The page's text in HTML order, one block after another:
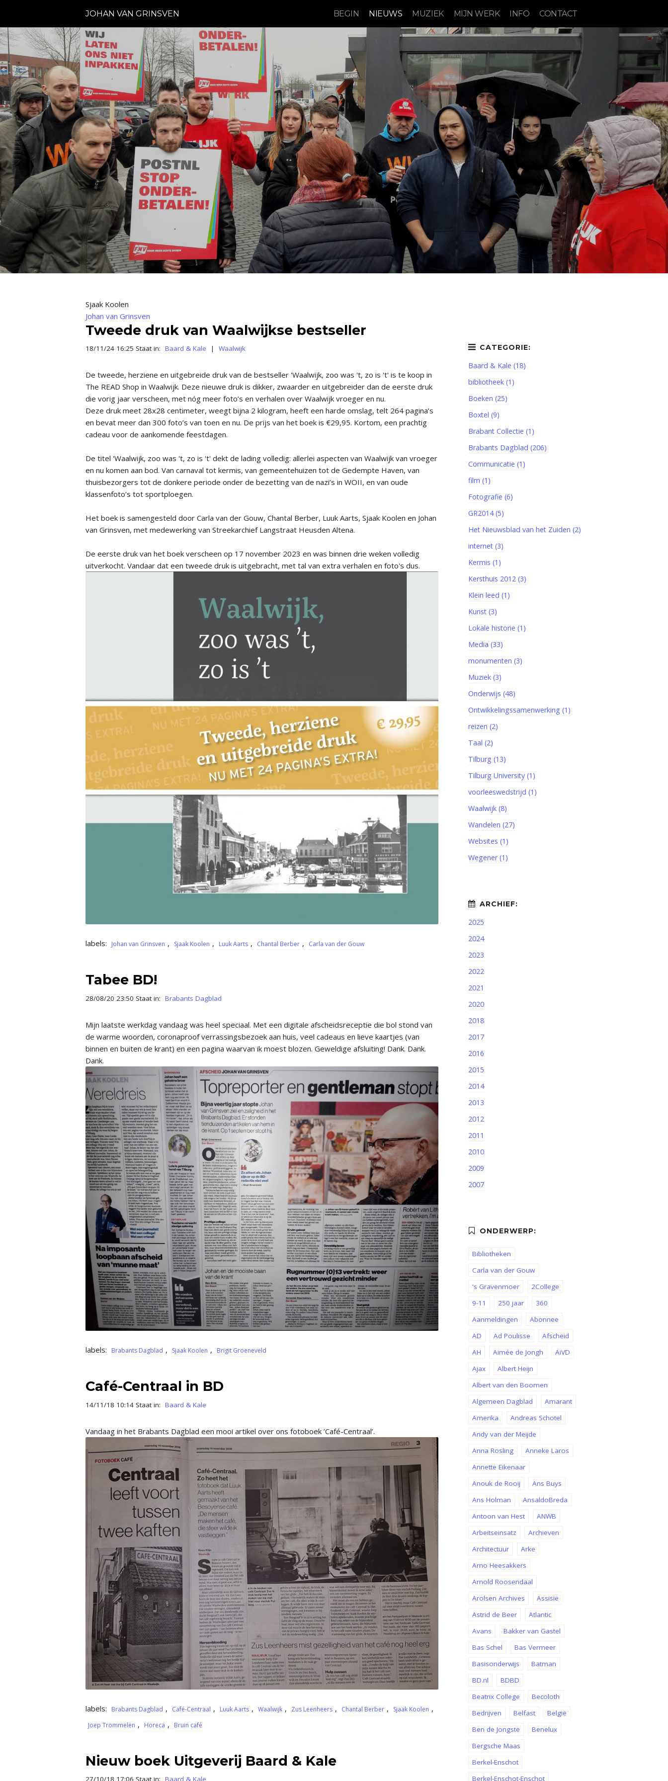
JOHAN VAN GRINSVEN BEGIN NIEUWS MUZIEK MIJN WERK INFO CONTACT
Sjaak Koolen
Johan van Grinsven
Tweede druk van Waalwijkse bestseller
18/11/24 16:25 Staat in: Baard & Kale | Waalwijk
De tweede, herziene en uitgebreide druk van de bestseller 'Waalwijk, zoo was 't, zo is 't' is te koop in
The READ Shop in Waalwijk. Deze nieuwe druk is dikker, zwaarder en uitgebreider dan de eerste druk
die vorig jaar verscheen, met nóg meer foto’s en verhalen over Waalwijk vroeger en nu.
Deze druk meet 28x28 centimeter, weegt bijna 2 kilogram, heeft een harde omslag, telt 264 pagina’s
en bevat meer dan 300 foto’s van toen en nu. De prijs van het boek is €29,95. Kortom, een prachtig
cadeau voor de aankomende feestdagen.
De titel 'Waalwijk, zoo was 't, zo is 't' dekt de lading volledig: allerlei aspecten van Waalwijk van vroeger
en nu komen aan bod. Van carnaval tot kermis, van gemeentehuizen tot de Gedempte Haven, van
thuisbezorgers tot de donkere periode onder de bezetting van de nazi’s in WOII, en van oude
klassenfoto’s tot sportploegen.
Het boek is samengesteld door Carla van der Gouw, Chantal Berber, Luuk Aarts, Sjaak Koolen en Johan
van Grinsven, met medewerking van Streekarchief Langstraat Heusden Altena.
De eerste druk van het boek verscheen op 17 november 2023 en was binnen drie weken volledig
uitverkocht. Vandaar dat een tweede druk is uitgebracht, met tal van extra verhalen en foto's dus.
labels: Johan van Grinsven , Sjaak Koolen , Luuk Aarts , Chantal Berber , Carla van der Gouw
Tabee BD!
28/08/20 23:50 Staat in: Brabants Dagblad
Mijn laatste werkdag vandaag was heel speciaal. Met een digitale afscheidsreceptie die bol stond van
de warme woorden, coronaproof verrassingsbezoek aan huis, veel cadeaus en lieve kaartjes (van
binnen en buiten de krant) en een pagina waarvan ik moest blozen. Geweldige afsluiting! Dank. Dank.
Dank.
labels: Brabants Dagblad , Sjaak Koolen , Brigit Groeneveld
Café-Centraal in BD
14/11/18 10:14 Staat in: Baard & Kale
Vandaag in het Brabants Dagblad een mooi artikel over ons fotoboek ’Café-Centraal’.
labels: Brabants Dagblad , Café-Centraal , Luuk Aarts , Waalwijk , Zus Leenheers , Chantal Berber , Sjaak Koolen ,
Joep Trommelen , Horeca , Bruin café
Nieuw boek Uitgeverij Baard & Kale
27/10/18 17:06 Staat in: Baard & Kale
Baard & Kale (18)
bibliotheek (1)
Boeken (25)
Boxtel (9)
Brabant Collectie (1)
Brabants Dagblad (206)
Communicatie (1)
film (1)
Fotografie (6)
GR2014 (5)
Het Nieuwsblad van het Zuiden (2)
internet (3)
Kermis (1)
Kersthuis 2012 (3)
Klein leed (1)
Kunst (3)
Lokale historie (1)
Media (33)
monumenten (3)
Muziek (3)
Onderwijs (48)
Ontwikkelingssamenwerking (1)
reizen (2)
Taal (2)
Tilburg (13)
Tilburg University (1)
voorleeswedstrijd (1)
Waalwijk (8)
Wandelen (27)
Websites (1)
Wegener (1)
2025
2024
2023
2022
2021
2020
2018
2017
2016
2015
2014
2013
2012
2011
2010
2009
2007
Bibliotheken
Carla van der Gouw
's Gravenmoer
2College
9-11
250 jaar
360
Aanmeldingen
Abonnee
AD
Ad Poulisse
Afscheid
AH
Aimée de Jongh
AiVD
Ajax
Albert Heijn
Albert van den Boomen
Algemeen Dagblad
Amarant
Amerika
Andreas Schotel
Andy van der Meijde
Anna Rosling
Anneke Laros
Annette Eikenaar
Anouk de Rooij
Ans Buys
Ans Holman
AnsaldoBreda
Antoon van Hest
ANWB
Arbeitseinsatz
Archieven
Architectuur
Arke
Arno Heesakkers
Arnold Roosendaal
Arolsen Archives
Assisië
Astrid de Beer
Atlantic
Avans
Bakker van Gastel
Bas Schel
Bas Vermeer
Basisonderwijs
Batman
BD.nl
BDBD
Beatrix College
Becoloth
Bedrijven
Belfast
België
Ben de Jongste
Benelux
Bergsche Maas
Berkel-Enschot
Berkel-Enschot-Enschot